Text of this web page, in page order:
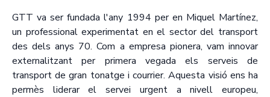
GTT va ser fundada l'any 1994 per en Miquel Martínez,
un professional experimentat en el sector del transport
des dels anys 70. Com a empresa pionera, vam innovar
externalitzant per primera vegada els serveis de
transport de gran tonatge i courrier. Aquesta visió ens ha
permès liderar el servei urgent a nivell europeu,